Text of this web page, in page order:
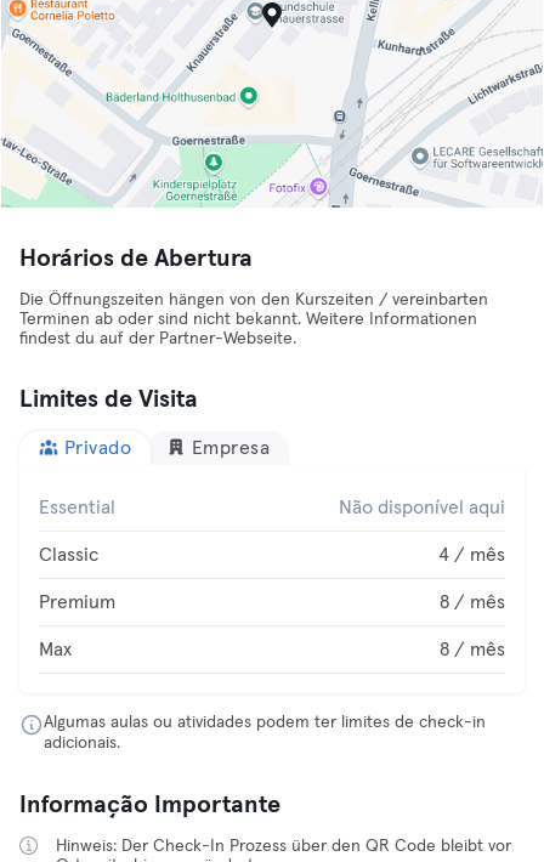
Horários de Abertura
Die Öffnungszeiten hängen von den Kurszeiten / vereinbarten
Terminen ab oder sind nicht bekannt. Weitere Informationen
findest du auf der Partner-Webseite.
Limites de Visita
Privado Empresa
Essential Não disponível aqui
Classic 4 / mês
Premium 8 / mês
Max 8 / mês
Algumas aulas ou atividades podem ter limites de check-in
adicionais.
Informação Importante
Hinweis: Der Check-In Prozess über den QR Code bleibt vor